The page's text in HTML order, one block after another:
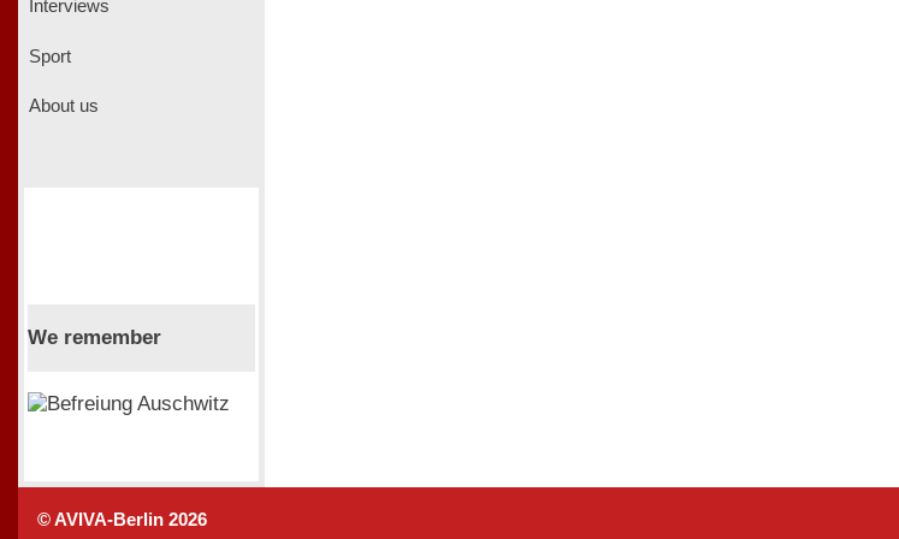
Interviews
Sport
About us
We remember
© AVIVA-Berlin 2026